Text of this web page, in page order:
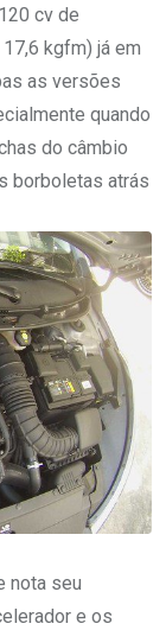
cv de
kgfm) já em
as versões
quando
do câmbio
borboletas atrás
nota seu
e os